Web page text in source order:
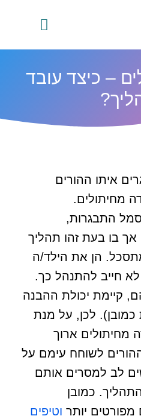
– כיצד עובד
איתו ההורים
מחיתולים.
התבגרות,
בו בעת זהו תהליך
הן את הילד/ה
חייב להתנהל כך.
קיימת יכולת ההבנה
לכן, על מנת
מחיתולים ארוך
לשוחח עימם על
לב למסרים אותם
כמובן
יותר וטיפים